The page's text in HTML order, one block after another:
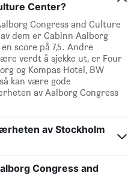
Center?
Congress and Culture
dem er Cabinn Aalborg
score på 7,5. Andre
verdt å sjekke ut, er Four
og Kompas Hotel, BW
kan være gode
av Aalborg Congress
av Stockholm
Congress and